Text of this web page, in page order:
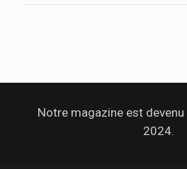
Notre magazine est devenu
2024.